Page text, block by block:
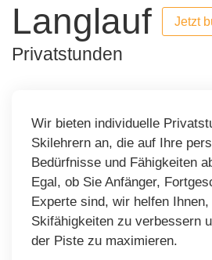
Langlauf Jetzt
Privatstunden
Wir bieten individuelle
Skilehrern an, die auf Ihre
Bedürfnisse und Fähigkeiten
Egal, ob Sie Anfänger,
Experte sind, wir helfen Ihnen,
Skifähigkeiten zu verbessern
der Piste zu maximieren.